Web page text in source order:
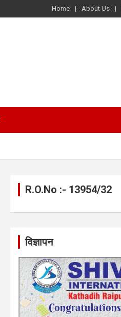
Home About Us
R.O.No :- 13954/32
विज्ञापन